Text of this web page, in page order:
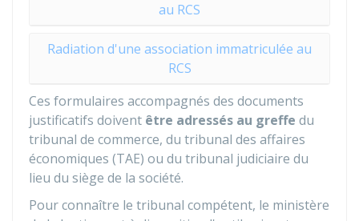
au RCS
Radiation d'une association immatriculée au
RCS
Ces formulaires accompagnés des documents
justificatifs doivent être adressés au greffe du
tribunal de commerce, du tribunal des affaires
économiques (TAE) ou du tribunal judiciaire du
lieu du siège de la société.
Pour connaître le tribunal compétent, le ministère